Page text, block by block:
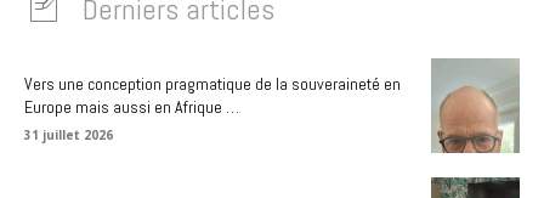
Derniers articles
Vers une conception pragmatique de la souveraineté en
Europe mais aussi en Afrique …
31 juillet 2026